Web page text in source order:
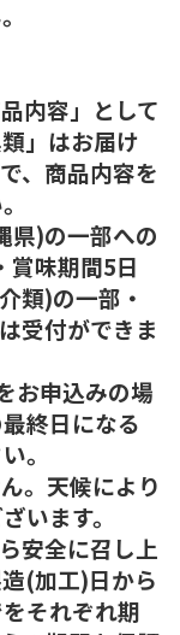
内容」として
」はお届け
、商品内容を
県)の一部への
賞味期間5日
類)の一部・
受付ができま
お申込みの場
終日になる
。
。天候により
います。
安全に召し上
(加工)日から
それぞれ期